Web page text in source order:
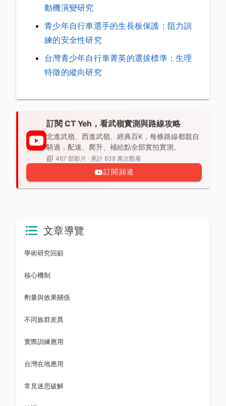
動機演變研究
青少年自行車選手的生長板保護：阻力訓
練的安全性研究
台灣青少年自行車菁英的選拔標準：生理
特徵的縱向研究
訂閱 CT Yeh，看武嶺實測與路線攻略
北進武嶺、西進武嶺、經典百K，每條路線都親自
騎過，配速、爬升、補給點全部實拍實測。
467 部影片 · 累計 838 萬次觀看
訂閱頻道
文章導覽
學術研究回顧
核心機制
劑量與效果關係
不同族群差異
實際訓練應用
台灣在地應用
常見迷思破解